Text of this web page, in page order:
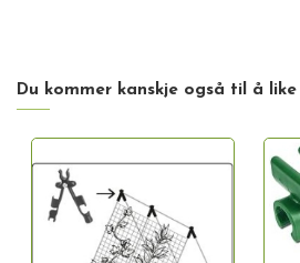
Du kommer kanskje også til å like